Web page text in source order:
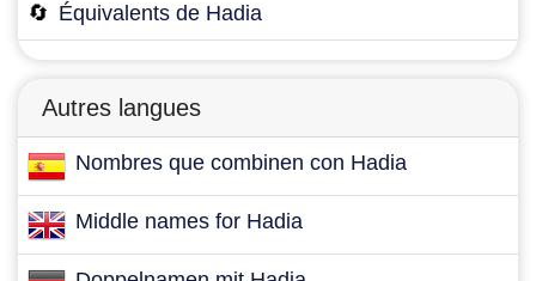
🔄 Équivalents de Hadia
Autres langues
Nombres que combinen con Hadia
Middle names for Hadia